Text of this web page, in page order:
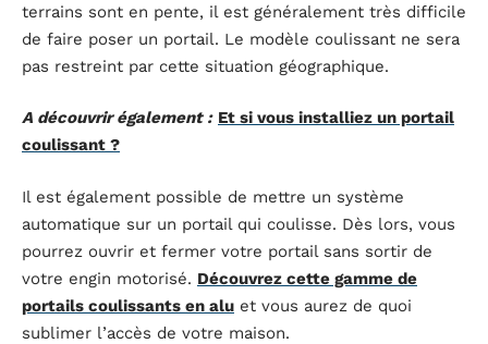
terrains sont en pente, il est généralement très difficile
de faire poser un portail. Le modèle coulissant ne sera
pas restreint par cette situation géographique.
A découvrir également : Et si vous installiez un portail
coulissant ?
Il est également possible de mettre un système
automatique sur un portail qui coulisse. Dès lors, vous
pourrez ouvrir et fermer votre portail sans sortir de
votre engin motorisé. Découvrez cette gamme de
portails coulissants en alu et vous aurez de quoi
sublimer l’accès de votre maison.